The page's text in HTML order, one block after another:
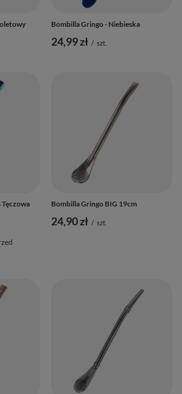
Bombilla Gringo - Niebieska
24,99 zł / szt.
Bombilla Gringo BIG 19cm
24,90 zł / szt.